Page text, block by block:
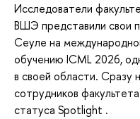
Исследователи
ВШЭ представили свои
Сеуле на
обучению ICML 2026,
в своей области. Сразу
сотрудников
статуса Spotlight .